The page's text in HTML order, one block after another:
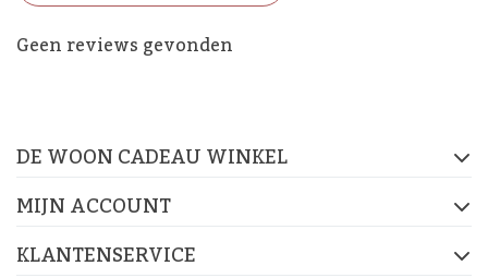
Geen reviews gevonden
De Woon Cadeau Winkel
DE WOON CADEAU WINKEL
MIJN ACCOUNT
KLANTENSERVICE